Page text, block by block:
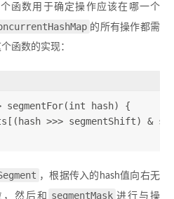
函数用于确定操作应该在哪一个
的所有操作都需
函数的实现：
segmentFor(int hash) {
>>> segmentShift) &
，根据传入的hash值向右无
，然后和 segmentMask 进行与操